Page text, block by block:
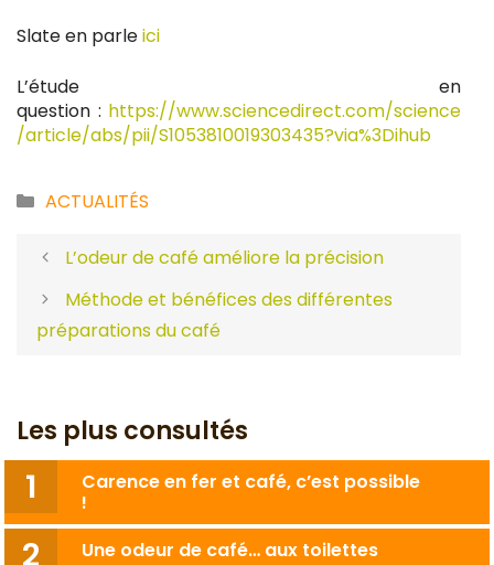
Slate en parleici
L’étude en
question : https://www.sciencedirect.com/science
/article/abs/pii/S1053810019303435?via%3Dihub
Catégories
ACTUALITÉS
L’odeur de café améliore la précision
Méthode et bénéfices des différentes
préparations du café
Les plus consultés
Carence en fer et café, c’est possible
!
Une odeur de café… aux toilettes